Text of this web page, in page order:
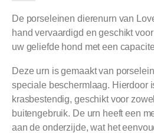
De porseleinen dierenurn van
hand vervaardigd en geschikt
uw geliefde hond met een
Deze urn is gemaakt van
speciale beschermlaag. Hierdoor
krasbestendig, geschikt voor
buitengebruik. De urn heeft een
aan de onderzijde, wat het